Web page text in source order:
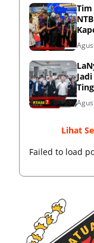
Lihat
Failed to load